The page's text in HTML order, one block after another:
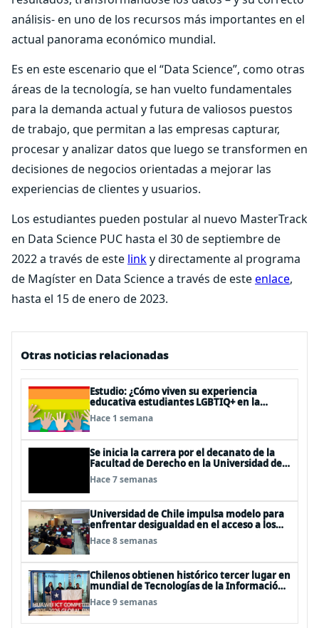
análisis- en uno de los recursos más importantes en el
actual panorama económico mundial.
Es en este escenario que el “Data Science”, como otras
áreas de la tecnología, se han vuelto fundamentales
para la demanda actual y futura de valiosos puestos
de trabajo, que permitan a las empresas capturar,
procesar y analizar datos que luego se transformen en
decisiones de negocios orientadas a mejorar las
experiencias de clientes y usuarios.
Los estudiantes pueden postular al nuevo MasterTrack
en Data Science PUC hasta el 30 de septiembre de
2022 a través de este linky directamente al programa
de Magíster en Data Science a través de esteenlace,
hasta el 15 de enero de 2023.
Otras noticias relacionadas
Estudio: ¿Cómo viven su experiencia
educativa estudiantes LGBTIQ+ en la
universidad?
Hace 1 semana
Se inicia la carrera por el decanato de la
Facultad de Derecho en la Universidad de
Chile
Hace 7 semanas
Universidad de Chile impulsa modelo para
enfrentar desigualdad en el acceso a los
cursos electivos del plan de formación
diferenciada en enseñanza media
Hace 8 semanas
Chilenos obtienen histórico tercer lugar en
mundial de Tecnologías de la Información
en China
Hace 9 semanas